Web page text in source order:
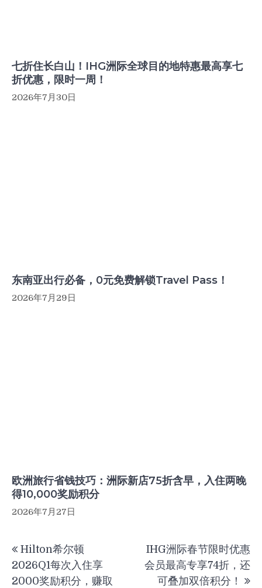
七折住长白山！IHG洲际全球目的地特惠最高享七
折优惠，限时一周！
2026年7月30日
东南亚出行必备，0元免费解锁Travel Pass！
2026年7月29日
欧洲旅行省钱技巧：洲际新店75折含早，入住两晚
得10,000奖励积分
2026年7月27日
章
导
Hilton希尔顿
2026Q1每次入住享
2000奖励积分，赚取
IHG洲际春节限时优惠
会员最高专享74折，还
可叠加双倍积分！